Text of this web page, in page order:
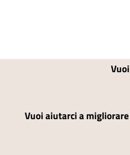
Vuoi aiutarci a